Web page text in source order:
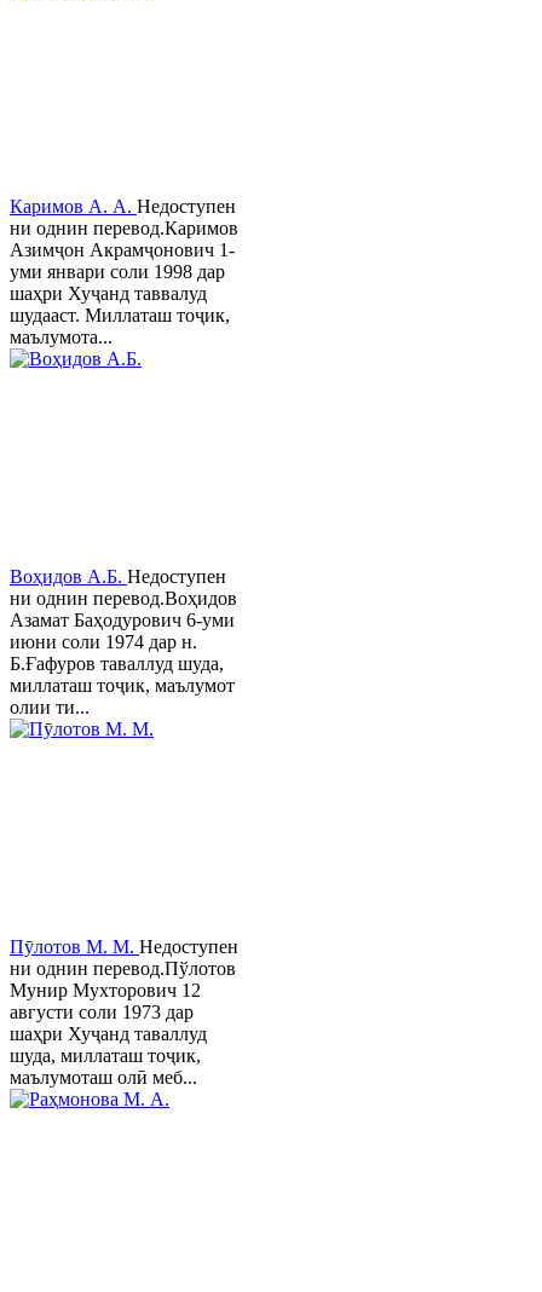
Каримов А. А. Недоступен
ни однин перевод.Каримов
Азимҷон Акрамҷонович 1-
уми январи соли 1998 дар
шаҳри Хуҷанд таввалуд
шудааст. Миллаташ тоҷик,
маълумота...
Воҳидов А.Б. Недоступен
ни однин перевод.Воҳидов
Азамат Баҳодурович 6-уми
июни соли 1974 дар н.
Б.Ғафуров таваллуд шуда,
миллаташ тоҷик, маълумот
олии ти...
Пӯлотов М. М. Недоступен
ни однин перевод.Пўлотов
Мунир Мухторович 12
августи соли 1973 дар
шаҳри Хуҷанд таваллуд
шуда, миллаташ тоҷик,
маълумоташ олӣ меб...